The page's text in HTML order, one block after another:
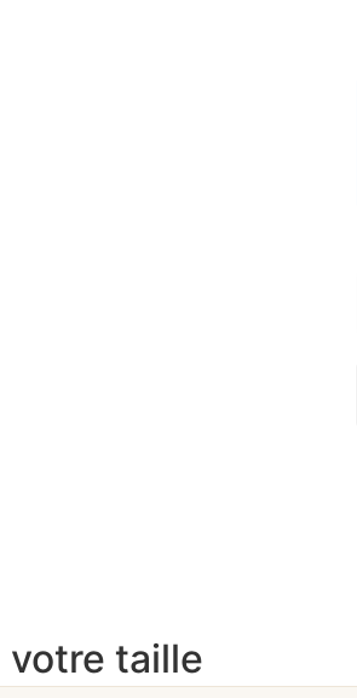
votre taille